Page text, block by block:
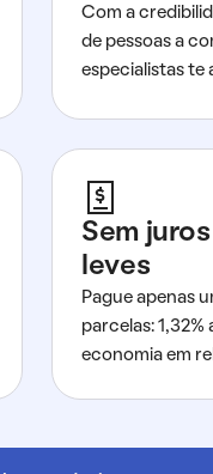
Com a
de pessoas a
especialistas te
Sem
leves
Pague apenas
parcelas:
economia em